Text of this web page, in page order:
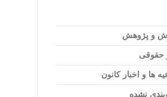
و پژوهش
حقوقی
ها و اخبار کانون
نشده